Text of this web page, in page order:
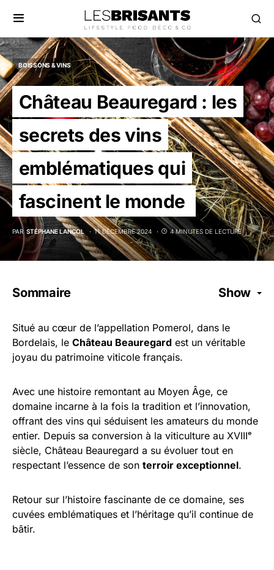
BOISSONS & VINS
Château Beauregard : les
secrets des vins
emblématiques qui
fascinent le monde
PAR STÉPHANE LANCOL 11 DÉCEMBRE 2024 4 MINUTES DE LECTURE
Sommaire Show
Situé au cœur de l’appellation Pomerol, dans le
Bordelais, le Château Beauregard est un véritable
joyau du patrimoine viticole français.
Avec une histoire remontant au Moyen Âge, ce
domaine incarne à la fois la tradition et l’innovation,
offrant des vins qui séduisent les amateurs du monde
entier. Depuis sa conversion à la viticulture au XVIIIᵉ
siècle, Château Beauregard a su évoluer tout en
respectant l’essence de son terroir exceptionnel.
Retour sur l’histoire fascinante de ce domaine, ses
cuvées emblématiques et l’héritage qu’il continue de
bâtir.